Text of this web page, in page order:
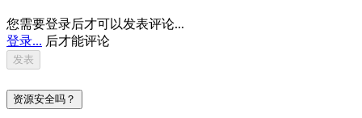
您需要登录后才可以发表评论...
登录... 后才能评论
资源安全吗？